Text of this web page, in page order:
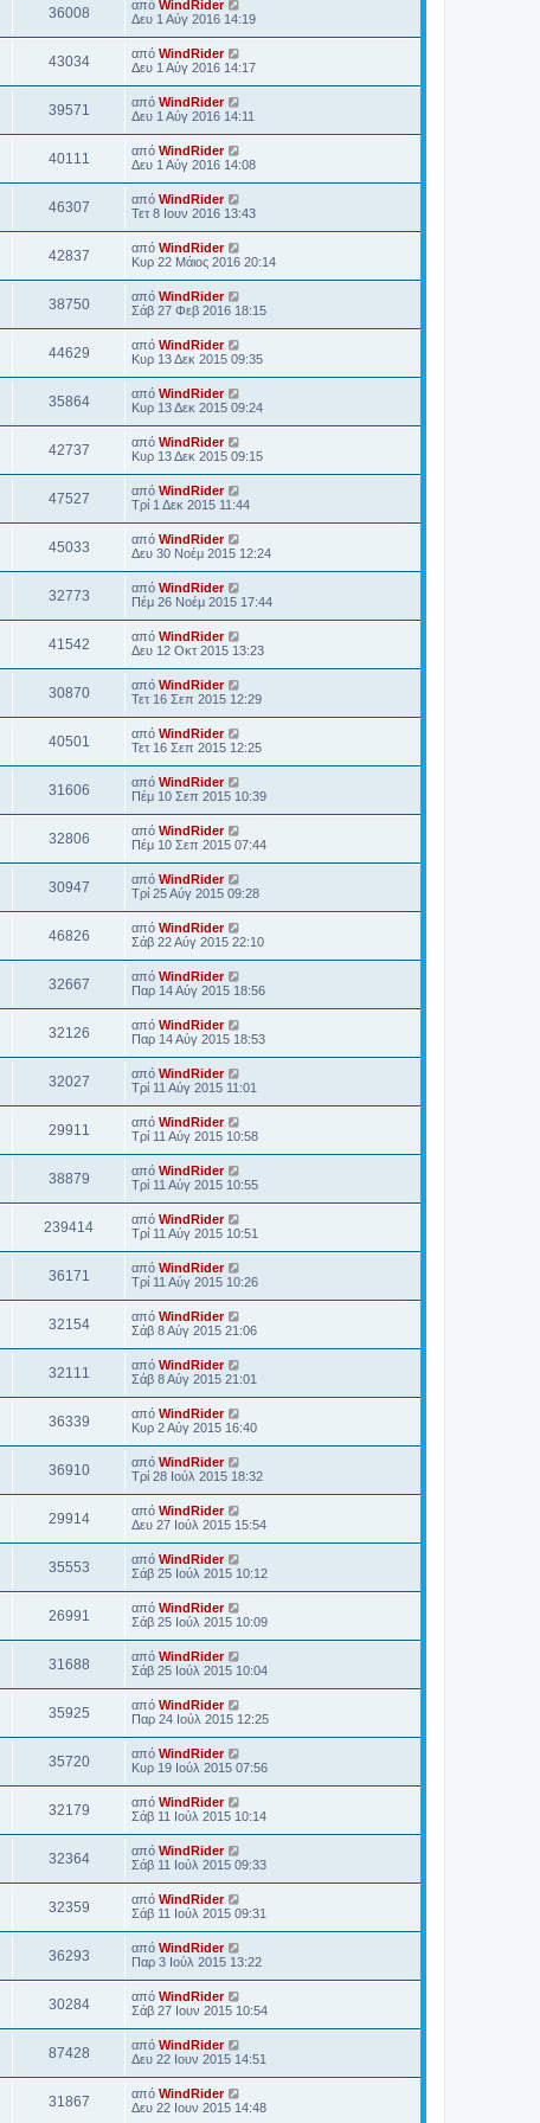
36008 από WindRider
Δευ 1 Αύγ 2016 14:19
43034 από WindRider
Δευ 1 Αύγ 2016 14:17
39571 από WindRider
Δευ 1 Αύγ 2016 14:11
40111 από WindRider
Δευ 1 Αύγ 2016 14:08
46307 από WindRider
Τετ 8 Ιουν 2016 13:43
42837 από WindRider
Κυρ 22 Μάιος 2016 20:14
38750 από WindRider
Σάβ 27 Φεβ 2016 18:15
44629 από WindRider
Κυρ 13 Δεκ 2015 09:35
35864 από WindRider
Κυρ 13 Δεκ 2015 09:24
42737 από WindRider
Κυρ 13 Δεκ 2015 09:15
47527 από WindRider
Τρί 1 Δεκ 2015 11:44
45033 από WindRider
Δευ 30 Νοέμ 2015 12:24
32773 από WindRider
Πέμ 26 Νοέμ 2015 17:44
41542 από WindRider
Δευ 12 Οκτ 2015 13:23
30870 από WindRider
Τετ 16 Σεπ 2015 12:29
40501 από WindRider
Τετ 16 Σεπ 2015 12:25
31606 από WindRider
Πέμ 10 Σεπ 2015 10:39
32806 από WindRider
Πέμ 10 Σεπ 2015 07:44
30947 από WindRider
Τρί 25 Αύγ 2015 09:28
46826 από WindRider
Σάβ 22 Αύγ 2015 22:10
32667 από WindRider
Παρ 14 Αύγ 2015 18:56
32126 από WindRider
Παρ 14 Αύγ 2015 18:53
32027 από WindRider
Τρί 11 Αύγ 2015 11:01
29911 από WindRider
Τρί 11 Αύγ 2015 10:58
38879 από WindRider
Τρί 11 Αύγ 2015 10:55
239414 από WindRider
Τρί 11 Αύγ 2015 10:51
36171 από WindRider
Τρί 11 Αύγ 2015 10:26
32154 από WindRider
Σάβ 8 Αύγ 2015 21:06
32111 από WindRider
Σάβ 8 Αύγ 2015 21:01
36339 από WindRider
Κυρ 2 Αύγ 2015 16:40
36910 από WindRider
Τρί 28 Ιούλ 2015 18:32
29914 από WindRider
Δευ 27 Ιούλ 2015 15:54
35553 από WindRider
Σάβ 25 Ιούλ 2015 10:12
26991 από WindRider
Σάβ 25 Ιούλ 2015 10:09
31688 από WindRider
Σάβ 25 Ιούλ 2015 10:04
35925 από WindRider
Παρ 24 Ιούλ 2015 12:25
35720 από WindRider
Κυρ 19 Ιούλ 2015 07:56
32179 από WindRider
Σάβ 11 Ιούλ 2015 10:14
32364 από WindRider
Σάβ 11 Ιούλ 2015 09:33
32359 από WindRider
Σάβ 11 Ιούλ 2015 09:31
36293 από WindRider
Παρ 3 Ιούλ 2015 13:22
30284 από WindRider
Σάβ 27 Ιουν 2015 10:54
87428 από WindRider
Δευ 22 Ιουν 2015 14:51
31867 από WindRider
Δευ 22 Ιουν 2015 14:48